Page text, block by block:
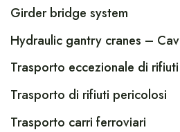
Girder bridge system
Hydraulic gantry cranes –
Trasporto eccezionale di
Trasporto di rifiuti pericolosi
Trasporto carri ferroviari